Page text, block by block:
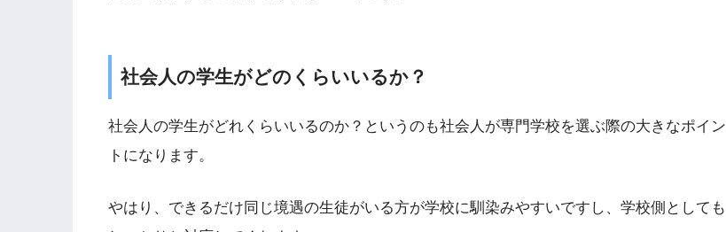
社会人の学生がどのくらいいるか？
社会人の学生がどれくらいいるのか？というのも社会人が専門学校を選ぶ際の大きなポイン
トになります。
やはり、できるだけ同じ境遇の生徒がいる方が学校に馴染みやすいですし、学校側としても